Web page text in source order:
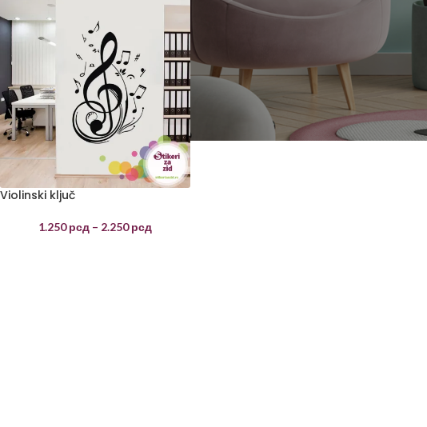
Violinski ključ
1.250рсд – 2.250рсд